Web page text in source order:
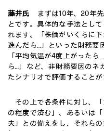
藤井氏 まずは10年、20年
とです。具体的な手法として
れます。「株価がいくらに
進んだら…」といった財務要
「平均気温が4度上がった
ら…」など、非財務要因のネ
たシナリオで評価することが
その上で各条件に対し、
の程度で済む」、あるいは
夫」との備えをし、それら